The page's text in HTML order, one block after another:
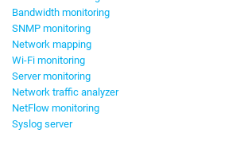
Bandwidth monitoring
SNMP monitoring
Network mapping
Wi-Fi monitoring
Server monitoring
Network traffic analyzer
NetFlow monitoring
Syslog server